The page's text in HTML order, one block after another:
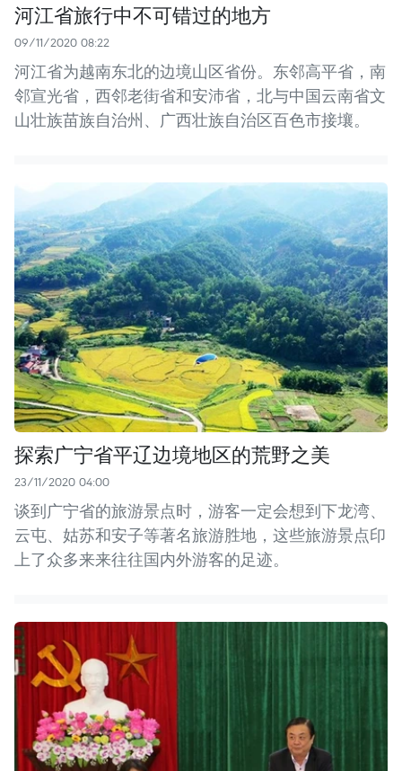
河江省旅行中不可错过的地方
09/11/2020 08:22
河江省为越南东北的边境山区省份。东邻高平省，南
邻宣光省，西邻老街省和安沛省，北与中国云南省文
山壮族苗族自治州、广西壮族自治区百色市接壤。
探索广宁省平辽边境地区的荒野之美
23/11/2020 04:00
谈到广宁省的旅游景点时，游客一定会想到下龙湾、
云屯、姑苏和安子等著名旅游胜地，这些旅游景点印
上了众多来来往往国内外游客的足迹。